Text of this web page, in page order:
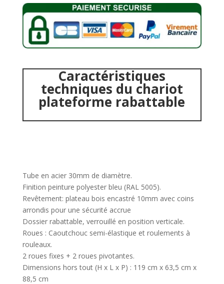
Caractéristiques
techniques du chariot
plateforme rabattable
Tube en acier 30mm de diamètre.
Finition peinture polyester bleu (RAL 5005).
Revêtement: plateau bois encastré 10mm avec coins
arrondis pour une sécurité accrue
Dossier rabattable, verrouillé en position verticale.
Roues : Caoutchouc semi-élastique et roulements à
rouleaux.
2 roues fixes + 2 roues pivotantes.
Dimensions hors tout (H x L x P) : 119 cm x 63,5 cm x
88,5 cm